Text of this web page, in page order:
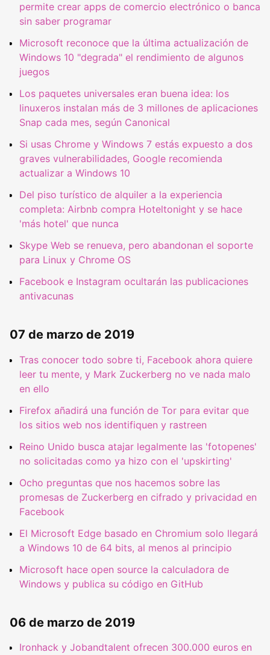
permite crear apps de comercio electrónico o banca
sin saber programar
Microsoft reconoce que la última actualización de
Windows 10 "degrada" el rendimiento de algunos
juegos
Los paquetes universales eran buena idea: los
linuxeros instalan más de 3 millones de aplicaciones
Snap cada mes, según Canonical
Si usas Chrome y Windows 7 estás expuesto a dos
graves vulnerabilidades, Google recomienda
actualizar a Windows 10
Del piso turístico de alquiler a la experiencia
completa: Airbnb compra Hoteltonight y se hace
'más hotel' que nunca
Skype Web se renueva, pero abandonan el soporte
para Linux y Chrome OS
Facebook e Instagram ocultarán las publicaciones
antivacunas
07 de marzo de 2019
Tras conocer todo sobre ti, Facebook ahora quiere
leer tu mente, y Mark Zuckerberg no ve nada malo
en ello
Firefox añadirá una función de Tor para evitar que
los sitios web nos identifiquen y rastreen
Reino Unido busca atajar legalmente las 'fotopenes'
no solicitadas como ya hizo con el 'upskirting'
Ocho preguntas que nos hacemos sobre las
promesas de Zuckerberg en cifrado y privacidad en
Facebook
El Microsoft Edge basado en Chromium solo llegará
a Windows 10 de 64 bits, al menos al principio
Microsoft hace open source la calculadora de
Windows y publica su código en GitHub
06 de marzo de 2019
Ironhack y Jobandtalent ofrecen 300.000 euros en